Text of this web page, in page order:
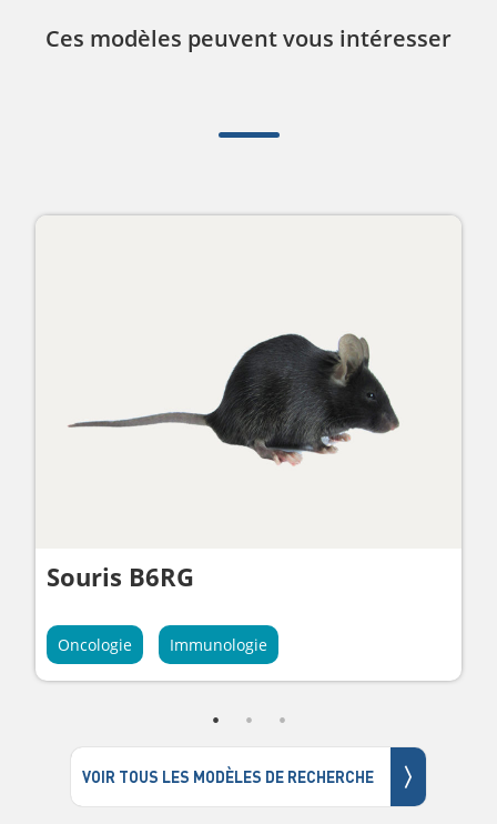
Ces modèles peuvent vous intéresser
Souris B6RG
Oncologie Immunologie
VOIR TOUS LES MODÈLES DE RECHERCHE 〉